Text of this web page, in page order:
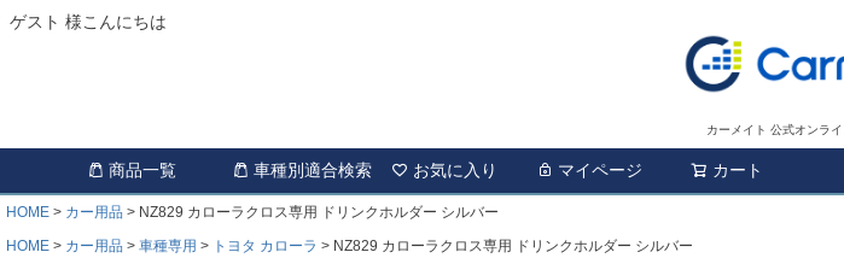
ゲスト 様こんにちは
カーメイト 公式オンラ
商品一覧 車種別適合検索 お気に入り マイページ カート
HOME カー用品
NZ829 カローラクロス専用 ドリンクホルダー シルバー
HOME
カー用品 車種専用 トヨタ カローラ
NZ829 カローラクロス専用 ドリンクホルダー シルバー